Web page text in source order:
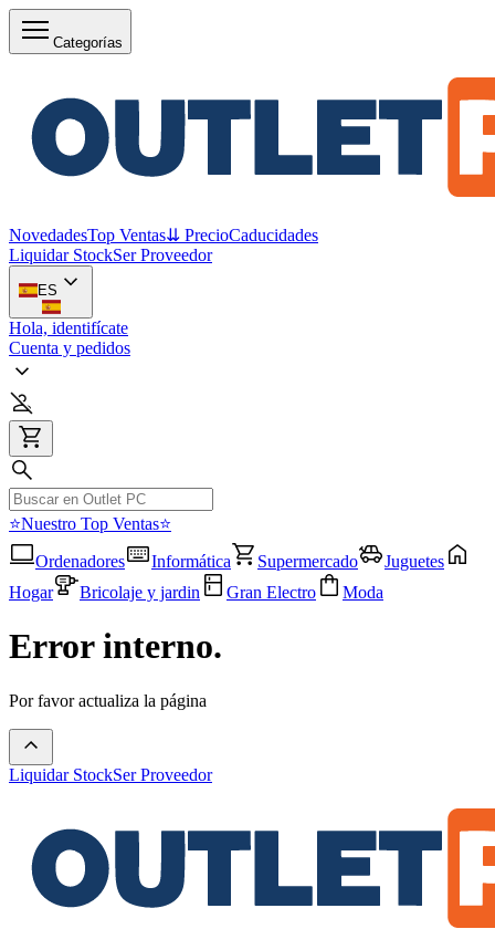
Categorías
NovedadesTop Ventas⇊ PrecioCaducidades
Liquidar StockSer Proveedor
ES
Hola, identifícate
Cuenta y pedidos
⭐Nuestro Top Ventas⭐
Ordenadores
Informática Supermercado
Juguetes
Hogar
Bricolaje y jardin Gran Electro Moda
Error interno.
Por favor actualiza la página
Liquidar StockSer Proveedor